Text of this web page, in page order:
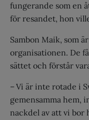
fungerande som en
för resandet, hon
Sambon Maik, som
organisationen. De
sättet och förstår
– Vi är inte rotade i
gemensamma hem,
nackdel av att vi bor